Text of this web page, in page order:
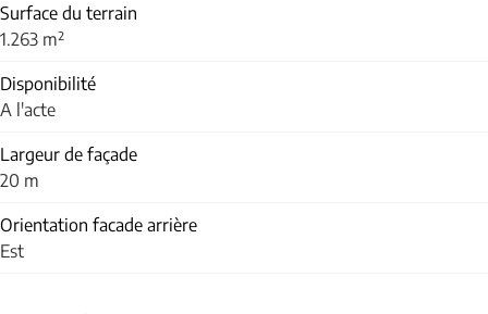
Surface du terrain
1.263 m²
Disponibilité
A l'acte
Largeur de façade
20 m
Orientation facade arrière
Est